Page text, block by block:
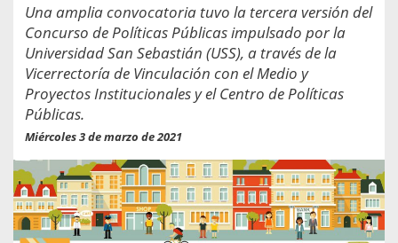
Una amplia convocatoria tuvo la tercera versión del
Concurso de Políticas Públicas impulsado por la
Universidad San Sebastián (USS), a través de la
Vicerrectoría de Vinculación con el Medio y
Proyectos Institucionales y el Centro de Políticas
Públicas.
Miércoles 3 de marzo de 2021